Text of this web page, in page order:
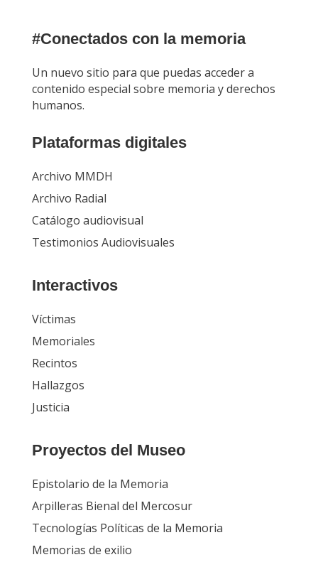
#Conectados con la memoria
Un nuevo sitio para que puedas acceder a
contenido especial sobre memoria y derechos
humanos.
Plataformas digitales
Archivo MMDH
Archivo Radial
Catálogo audiovisual
Testimonios Audiovisuales
Interactivos
Víctimas
Memoriales
Recintos
Hallazgos
Justicia
Proyectos del Museo
Epistolario de la Memoria
Arpilleras Bienal del Mercosur
Tecnologías Políticas de la Memoria
Memorias de exilio